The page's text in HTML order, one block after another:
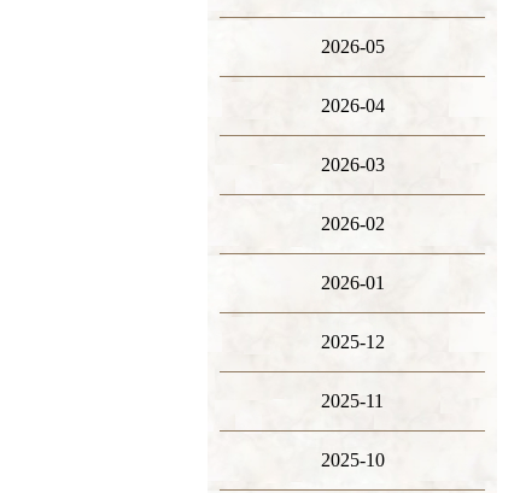
2026-05
2026-04
2026-03
2026-02
2026-01
2025-12
2025-11
2025-10